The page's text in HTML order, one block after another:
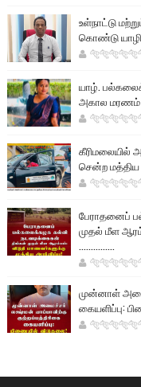
உள்நாட்டு
கொண்டு
யாழ்.
அகால மரணம்
கீரிமலையில்
சென்ற மத்திய
பேராதனைப்
முதல் மீள
...............
முன்னாள்
கையளிப்பு: